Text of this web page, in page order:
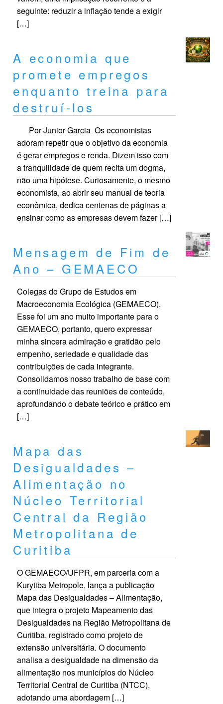
seguinte: reduzir a inflação tende a exigir
[…]
A economia que
promete empregos
enquanto treina para
destruí-los
Por Junior Garcia Os economistas
adoram repetir que o objetivo da economia
é gerar empregos e renda. Dizem isso com
a tranquilidade de quem recita um dogma,
não uma hipótese. Curiosamente, o mesmo
economista, ao abrir seu manual de teoria
econômica, dedica centenas de páginas a
ensinar como as empresas devem fazer […]
Mensagem de Fim de
Ano – GEMAECO
Colegas do Grupo de Estudos em
Macroeconomia Ecológica (GEMAECO),
Esse foi um ano muito importante para o
GEMAECO, portanto, quero expressar
minha sincera admiração e gratidão pelo
empenho, seriedade e qualidade das
contribuições de cada integrante.
Consolidamos nosso trabalho de base com
a continuidade das reuniões de conteúdo,
aprofundando o debate teórico e prático em
[…]
Mapa das
Desigualdades –
Alimentação no
Núcleo Territorial
Central da Região
Metropolitana de
Curitiba
O GEMAECO/UFPR, em parceria com a
Kurytiba Metropole, lança a publicação
Mapa das Desigualdades – Alimentação,
que integra o projeto Mapeamento das
Desigualdades na Região Metropolitana de
Curitiba, registrado como projeto de
extensão universitária. O documento
analisa a desigualdade na dimensão da
alimentação nos municípios do Núcleo
Territorial Central de Curitiba (NTCC),
adotando uma abordagem […]